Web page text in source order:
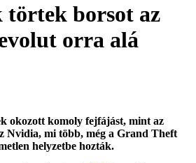
törtek borsot az
orra alá
okozott komoly fejfájást, mint az
Nvidia, mi több, még a Grand Theft
helyzetbe hozták.